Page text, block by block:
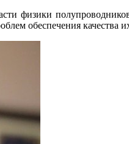
физики
обеспечения качества